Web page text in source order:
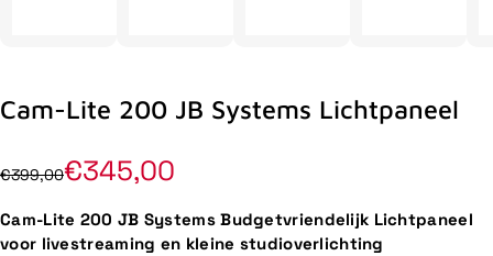
Cam-Lite 200 JB Systems Lichtpaneel
€399,00€345,00
Cam-Lite 200 JB Systems Budgetvriendelijk Lichtpaneel
voor livestreaming en kleine studioverlichting